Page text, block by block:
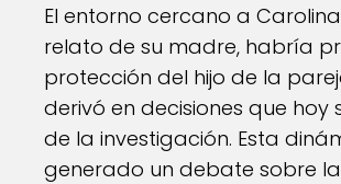
El entorno cercano a
relato de su madre, habría
protección del hijo de la
derivó en decisiones que hoy
de la investigación. Esta
generado un debate sobre